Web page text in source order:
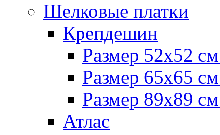
Шелковые платки
Крепдешин
Размер 52х52
Размер 65х65
Размер 89х89
Атлас